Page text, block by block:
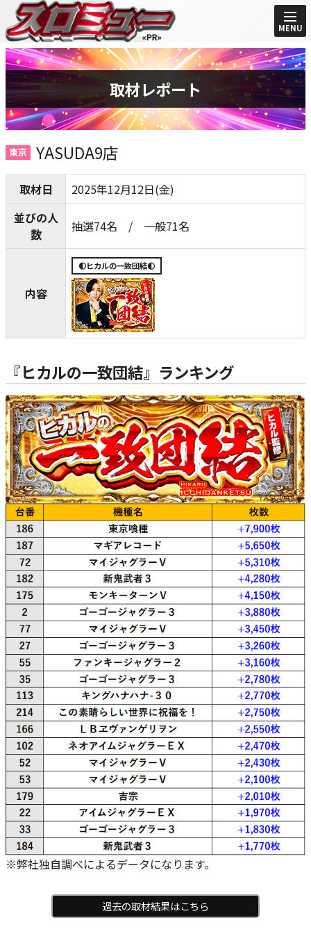
MENU
取材レポート
東京 YASUDA9店
取材日
2025年12月12日(金)
並びの人
数
抽選74名 / 一般71名
内容
🌓ヒカルの一致団結🌓
『ヒカルの一致団結』ランキング
※弊社独自調べによるデータになります。
過去の取材結果はこちら